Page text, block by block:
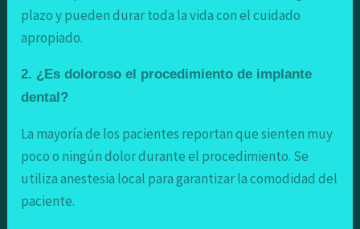
plazo y pueden durar toda la vida con el cuidado
apropiado.
2. ¿Es doloroso el procedimiento de implante
dental?
La mayoría de los pacientes reportan que sienten muy
poco o ningún dolor durante el procedimiento. Se
utiliza anestesia local para garantizar la comodidad del
paciente.